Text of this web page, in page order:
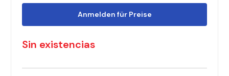
Anmelden für Preise
auf
Sin existencias